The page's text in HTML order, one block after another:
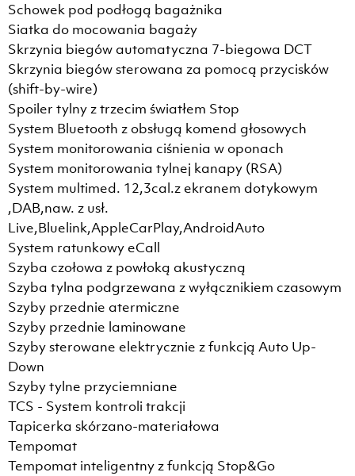
Schowek pod podłogą bagażnika
Siatka do mocowania bagaży
Skrzynia biegów automatyczna 7-biegowa DCT
Skrzynia biegów sterowana za pomocą przycisków
(shift-by-wire)
Spoiler tylny z trzecim światłem Stop
System Bluetooth z obsługą komend głosowych
System monitorowania ciśnienia w oponach
System monitorowania tylnej kanapy (RSA)
System multimed. 12,3cal.z ekranem dotykowym
,DAB,naw. z usł.
Live,Bluelink,AppleCarPlay,AndroidAuto
System ratunkowy eCall
Szyba czołowa z powłoką akustyczną
Szyba tylna podgrzewana z wyłącznikiem czasowym
Szyby przednie atermiczne
Szyby przednie laminowane
Szyby sterowane elektrycznie z funkcją Auto Up-
Down
Szyby tylne przyciemniane
TCS - System kontroli trakcji
Tapicerka skórzano-materiałowa
Tempomat
Tempomat inteligentny z funkcją Stop&Go